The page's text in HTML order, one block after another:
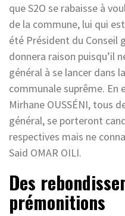
que S2O se rabaisse à
de la commune, lui qui
été Président du Conseil
donnera raison puisqu’il
général à se lancer dans
communale suprême. En
Mirhane OUSSÉNI, tous
général, se porteront
respectives mais ne
Said OMAR OILI.
Des
prémonitions